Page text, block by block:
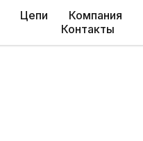
Цепи Компания
Контакты